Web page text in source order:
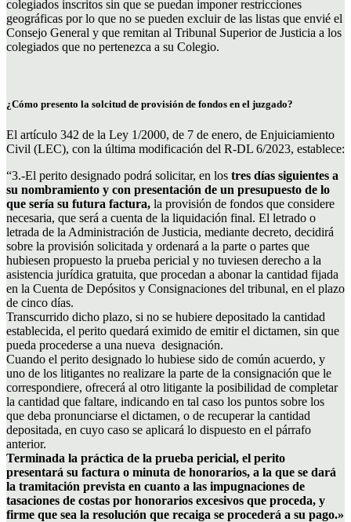
colegiados inscritos sin que se puedan imponer restricciones
geográficas por lo que no se pueden excluir de las listas que envié el
Consejo General y que remitan al Tribunal Superior de Justicia a los
colegiados que no pertenezca a su Colegio.
¿Cómo presento la solcitud de provisión de fondos en el juzgado?
El artículo 342 de la Ley 1/2000, de 7 de enero, de Enjuiciamiento
Civil (LEC), con la última modificación del R-DL 6/2023, establece:
“3.-El perito designado podrá solicitar, en los tres días siguientes a
su nombramiento y con presentación de un presupuesto de lo
que sería su futura factura, la provisión de fondos que considere
necesaria, que será a cuenta de la liquidación final. El letrado o
letrada de la Administración de Justicia, mediante decreto, decidirá
sobre la provisión solicitada y ordenará a la parte o partes que
hubiesen propuesto la prueba pericial y no tuviesen derecho a la
asistencia jurídica gratuita, que procedan a abonar la cantidad fijada
en la Cuenta de Depósitos y Consignaciones del tribunal, en el plazo
de cinco días.
Transcurrido dicho plazo, si no se hubiere depositado la cantidad
establecida, el perito quedará eximido de emitir el dictamen, sin que
pueda procederse a una nueva designación.
Cuando el perito designado lo hubiese sido de común acuerdo, y
uno de los litigantes no realizare la parte de la consignación que le
correspondiere, ofrecerá al otro litigante la posibilidad de completar
la cantidad que faltare, indicando en tal caso los puntos sobre los
que deba pronunciarse el dictamen, o de recuperar la cantidad
depositada, en cuyo caso se aplicará lo dispuesto en el párrafo
anterior.
Terminada la práctica de la prueba pericial, el perito
presentará su factura o minuta de honorarios, a la que se dará
la tramitación prevista en cuanto a las impugnaciones de
tasaciones de costas por honorarios excesivos que proceda, y
firme que sea la resolución que recaiga se procederá a su pago.»